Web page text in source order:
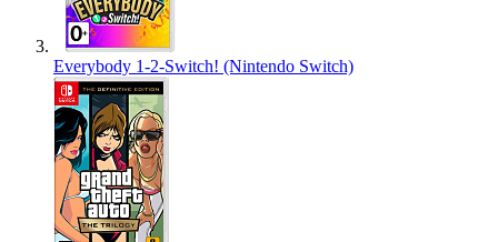
Everybody 1-2-Switch! (Nintendo Switch)